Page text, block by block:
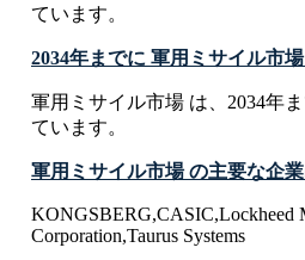
ています。
2034年までに 軍用ミサイル市
軍用ミサイル市場 は、2034年
ています。
軍用ミサイル市場 の主要な企
KONGSBERG,CASIC,Lockheed
Corporation,Taurus Systems